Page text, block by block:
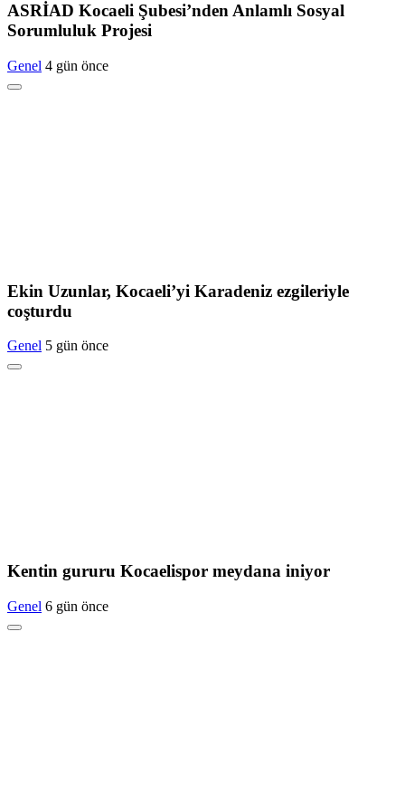
ASRİAD Kocaeli Şubesi’nden Anlamlı Sosyal
Sorumluluk Projesi
Genel 4 gün önce
Ekin Uzunlar, Kocaeli’yi Karadeniz ezgileriyle
coşturdu
Genel 5 gün önce
Kentin gururu Kocaelispor meydana iniyor
Genel 6 gün önce